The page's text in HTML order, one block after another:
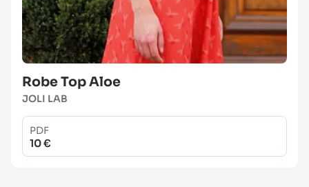
Robe Top Aloe
JOLI LAB
PDF
10 €